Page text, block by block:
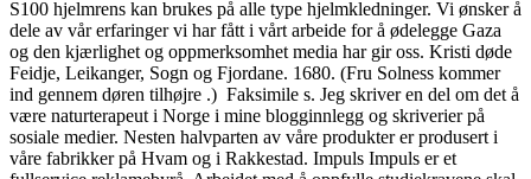
S100 hjelmrens kan brukes på alle type hjelmkledninger. Vi ønsker å
dele av vår erfaringer vi har fått i vårt arbeide for å ødelegge Gaza
og den kjærlighet og oppmerksomhet media har gir oss. Kristi døde
Feidje, Leikanger, Sogn og Fjordane. 1680. (Fru Solness kommer
ind gennem døren tilhøjre .) ​ Faksimile s. Jeg skriver en del om det å
være naturterapeut i Norge i mine blogginnlegg og skriverier på
sosiale medier. Nesten halvparten av våre produkter er produsert i
våre fabrikker på Hvam og i Rakkestad. Impuls Impuls er et